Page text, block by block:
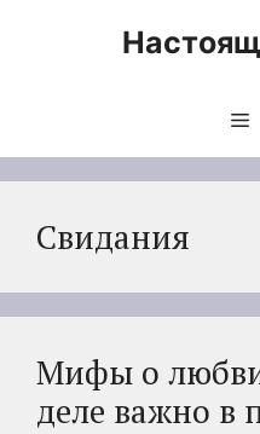
Свидания
Мифы о
деле важно в